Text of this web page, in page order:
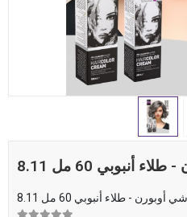
أنبوبي 60 مل
أوبورن - طلاء أنبوبي 60 مل